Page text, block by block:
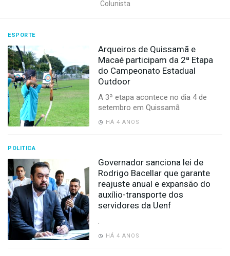
COLUNAS
FALE
CONOSCO
Copyright
2024
Desenvolvido
por
Hesea
Sistemas
Colunista
ESPORTE
Arqueiros de Quissamã e
Macaé participam da 2ª Etapa
do Campeonato Estadual
Outdoor
A 3ª etapa acontece no dia 4 de
setembro em Quissamã
HÁ 4 ANOS
POLITICA
Governador sanciona lei de
Rodrigo Bacellar que garante
reajuste anual e expansão do
auxílio-transporte dos
servidores da Uenf
.
HÁ 4 ANOS